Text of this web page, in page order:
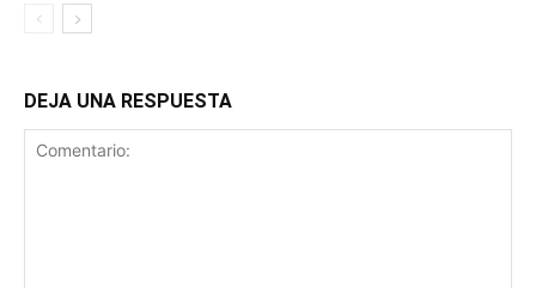
DEJA UNA RESPUESTA